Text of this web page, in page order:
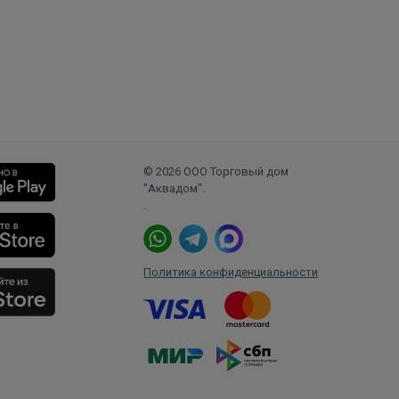
© 2026 ООО Торговый дом
"Аквадом".
.
Политика конфиденциальности